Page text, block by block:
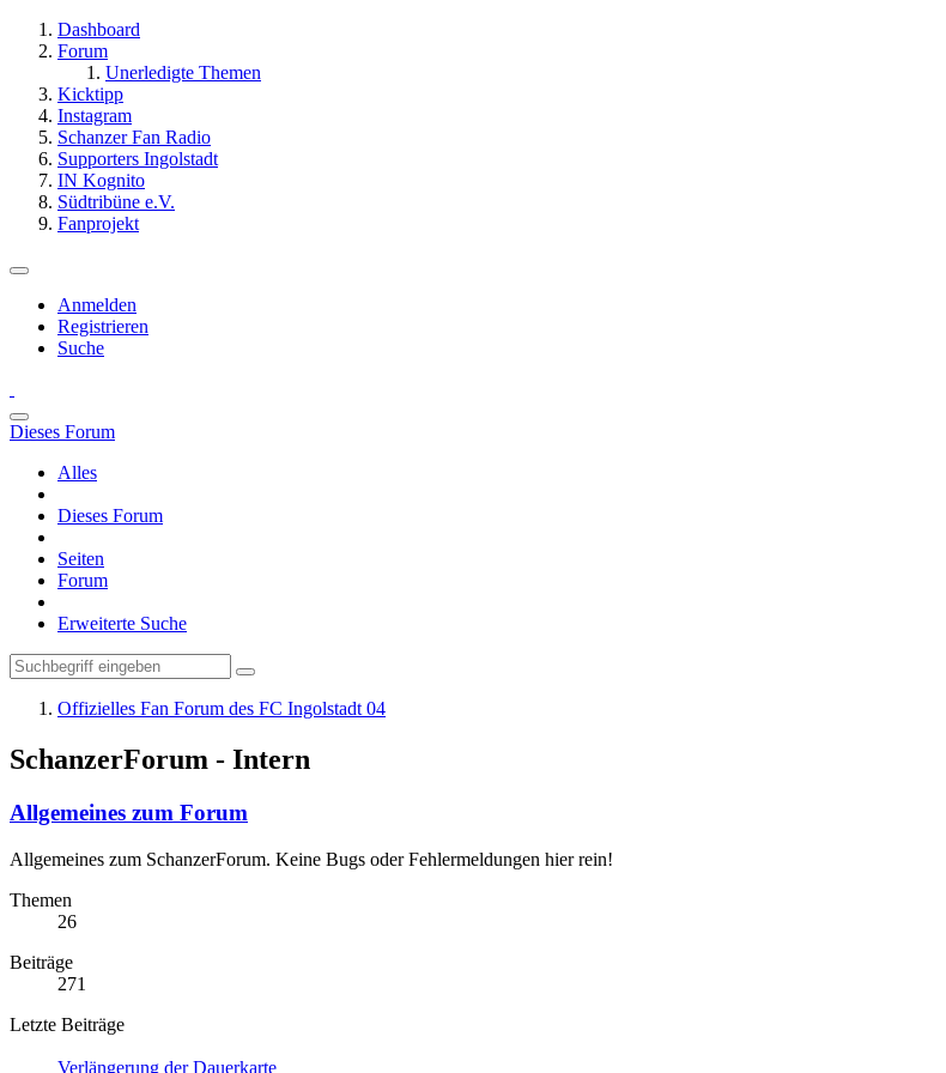
Dashboard
Forum
Unerledigte Themen
Kicktipp
Instagram
Schanzer Fan Radio
Supporters Ingolstadt
IN Kognito
Südtribüne e.V.
Fanprojekt
Anmelden
Registrieren
Suche
Dieses Forum
Alles
Dieses Forum
Seiten
Forum
Erweiterte Suche
Offizielles Fan Forum des FC Ingolstadt 04
SchanzerForum - Intern
Allgemeines zum Forum
Allgemeines zum SchanzerForum. Keine Bugs oder Fehlermeldungen hier rein!
Themen
26
Beiträge
271
Letzte Beiträge
Verlängerung der Dauerkarte